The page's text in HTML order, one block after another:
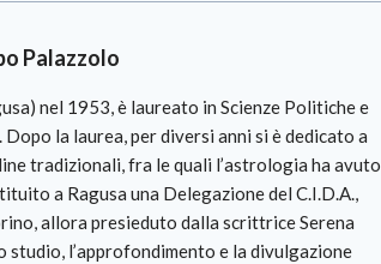
Palazzolo
nel 1953, è laureato in Scienze Politiche e
la laurea, per diversi anni si è dedicato a
tradizionali, fra le quali l’astrologia ha avuto
a Ragusa una Delegazione del C.I.D.A.,
allora presieduto dalla scrittrice Serena
studio, l’approfondimento e la divulgazione